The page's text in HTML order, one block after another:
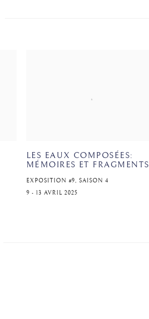
LES EAUX COMPOSÉES:
MÉMOIRES ET FRAGMENTS
EXPOSITION #9, SAISON 4
9 - 13 AVRIL 2025